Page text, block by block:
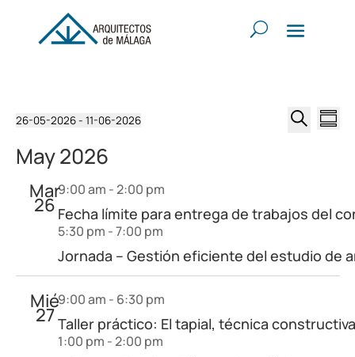
Eventos
de
de
26-05-2026 - 11-06-2026
fecha.
May 2026
Mar
26
9:00 am -2:00 pm
Fecha límite para entrega de trabajos del
5:30 pm -7:00 pm
Jornada – Gestión eficiente del estudio de
Mié
27
9:00 am - 6:30 pm
Taller práctico: El tapial, técnica
1:00 pm -2:00 pm